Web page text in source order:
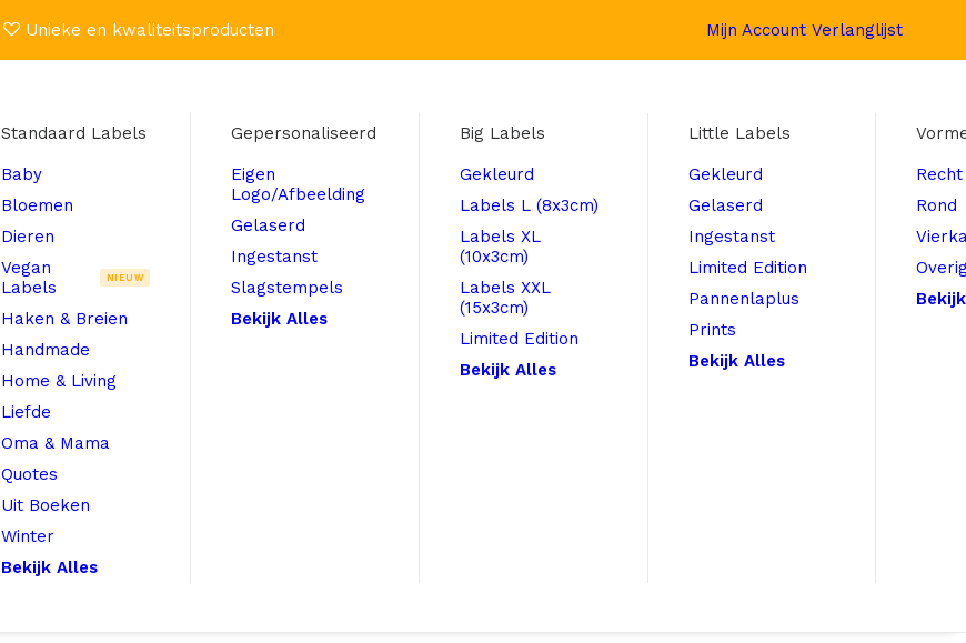
Unieke en kwaliteitsproducten Mijn Account Verlanglijst
Standaard Labels
Baby
Bloemen
Dieren
Vegan
Labels
NIEUW
Haken & Breien
Handmade
Home & Living
Liefde
Oma & Mama
Quotes
Uit Boeken
Winter
Bekijk Alles
Gepersonaliseerd
Eigen
Logo/Afbeelding
Gelaserd
Ingestanst
Slagstempels
Bekijk Alles
Big Labels
Gekleurd
Labels L (8x3cm)
Labels XL
(10x3cm)
Labels XXL
(15x3cm)
Limited Edition
Bekijk Alles
Little Labels
Gekleurd
Gelaserd
Ingestanst
Limited Edition
Pannenlaplus
Prints
Bekijk Alles
Recht
Rond